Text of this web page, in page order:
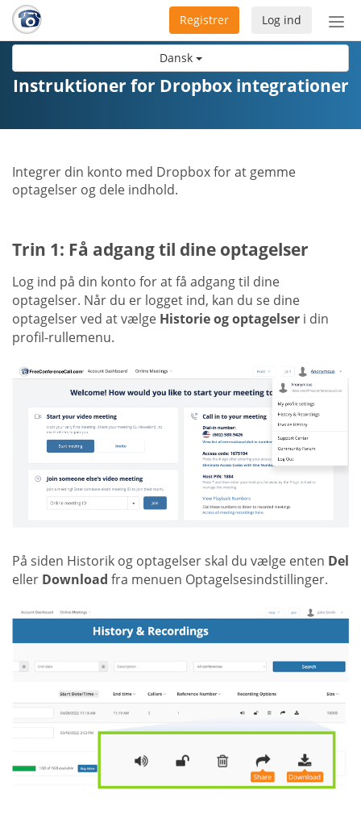
Dansk
Slå
Log ind
Registrer
Instruktioner for Dropbox integrationer
Integrer din konto med Dropbox for at gemme
optagelser og dele indhold.
Trin 1: Få adgang til dine optagelser
Log ind på din konto for at få adgang til dine
optagelser. Når du er logget ind, kan du se dine
optagelser ved at vælge Historie og optagelser i din
profil-rullemenu.
På siden Historik og optagelser skal du vælge enten Del
eller Download fra menuen Optagelsesindstillinger.